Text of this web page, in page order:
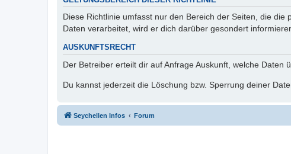
Diese Richtlinie umfasst nur den Bereich der Seiten, die
Daten verarbeitet, wird er dich darüber gesondert
AUSKUNFTSRECHT
Der Betreiber erteilt dir auf Anfrage Auskunft, welche Daten
Du kannst jederzeit die Löschung bzw. Sperrung deiner
Seychellen Infos Forum